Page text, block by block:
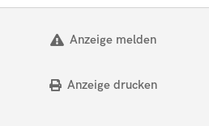
Anzeige melden
Anzeige drucken